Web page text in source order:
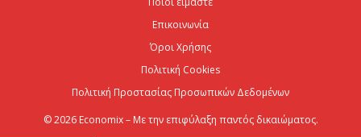
Επικοινωνία
Όροι Χρήσης
Πολιτική Cookies
Πολιτική Προστασίας Προσωπικών Δεδομένων
© 2026 Economix – Με την επιφύλαξη παντός δικαιώματος.